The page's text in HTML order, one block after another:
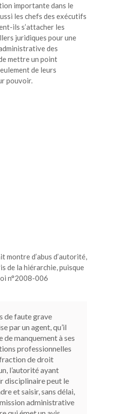
importante dans le
les chefs des exécutifs
ils s’attacher les
juridiques pour une
des
mettre un point
de leurs
pouvoir.
montre d’abus d’autorité,
de la hiérarchie, puisque
n°2008-006
de faute grave
par un agent, qu’il
de manquement à ses
professionnelles
de droit
l’autorité ayant
disciplinaire peut le
et saisir, sans délai,
administrative